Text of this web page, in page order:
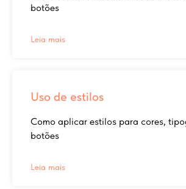
botões
Leia mais
Uso de estilos
Como aplicar estilos para cores,
botões
Leia mais